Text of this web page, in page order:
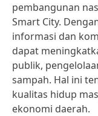
pembangunan
Smart City.
informasi dan
dapat
publik,
sampah. Hal ini
kualitas hidup
ekonomi daerah.